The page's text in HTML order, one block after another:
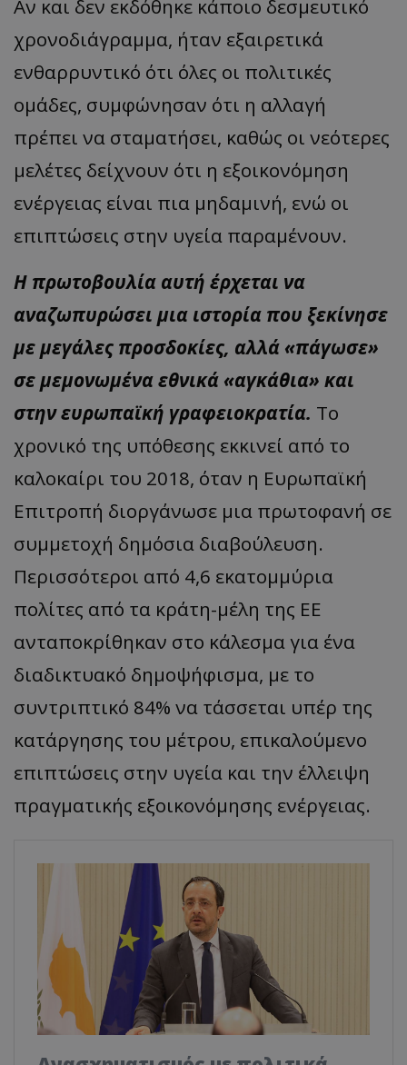
Αν και δεν εκδόθηκε κάποιο δεσμευτικό
χρονοδιάγραμμα, ήταν εξαιρετικά
ενθαρρυντικό ότι όλες οι πολιτικές
ομάδες, συμφώνησαν ότι η αλλαγή
πρέπει να σταματήσει, καθώς οι νεότερες
μελέτες δείχνουν ότι η εξοικονόμηση
ενέργειας είναι πια μηδαμινή, ενώ οι
επιπτώσεις στην υγεία παραμένουν.
Η πρωτοβουλία αυτή έρχεται να
αναζωπυρώσει μια ιστορία που ξεκίνησε
με μεγάλες προσδοκίες, αλλά «πάγωσε»
σε μεμονωμένα εθνικά «αγκάθια» και
στην ευρωπαϊκή γραφειοκρατία. Το
χρονικό της υπόθεσης εκκινεί από το
καλοκαίρι του 2018, όταν η Ευρωπαϊκή
Επιτροπή διοργάνωσε μια πρωτοφανή σε
συμμετοχή δημόσια διαβούλευση.
Περισσότεροι από 4,6 εκατομμύρια
πολίτες από τα κράτη-μέλη της ΕΕ
ανταποκρίθηκαν στο κάλεσμα για ένα
διαδικτυακό δημοψήφισμα, με το
συντριπτικό 84% να τάσσεται υπέρ της
κατάργησης του μέτρου, επικαλούμενο
επιπτώσεις στην υγεία και την έλλειψη
πραγματικής εξοικονόμησης ενέργειας.